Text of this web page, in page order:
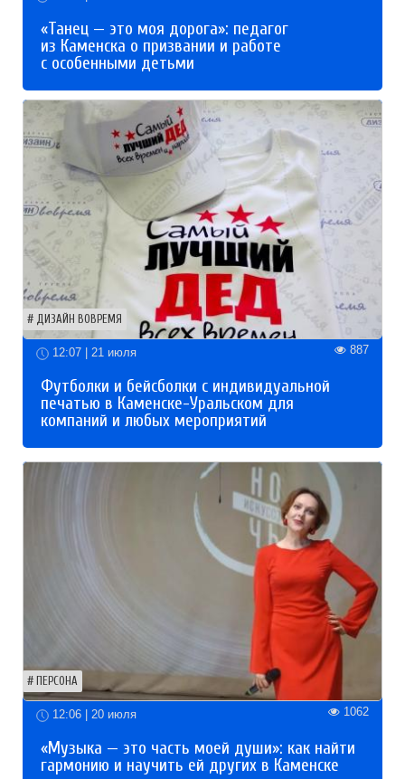
«Танец — это моя дорога»: педагог
из Каменска о призвании и работе
с особенными детьми
ДИЗАЙН ВОВРЕМЯ
12:07 | 21 июля 887
Футболки и бейсболки с индивидуальной
печатью в Каменске-Уральском для
компаний и любых мероприятий
ПЕРСОНА
12:06 | 20 июля 1062
«Музыка — это часть моей души»: как найти
гармонию и научить ей других в Каменске